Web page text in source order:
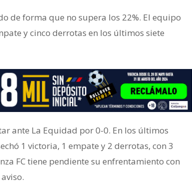
de forma que no supera los 22%. El equipo
y cinco derrotas en los últimos siete
ante La Equidad por 0-0. En los últimos
1 victoria, 1 empate y 2 derrotas, con 3
FC tiene pendiente su enfrentamiento con